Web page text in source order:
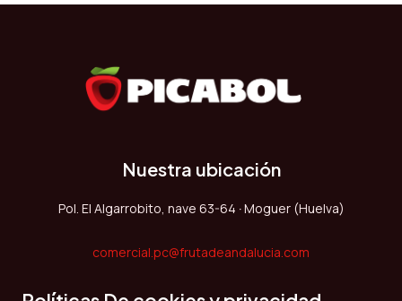
Nuestra ubicación
Pol. El Algarrobito, nave 63-64 ·Moguer (Huelva)
comercial.pc@frutadeandalucia.com